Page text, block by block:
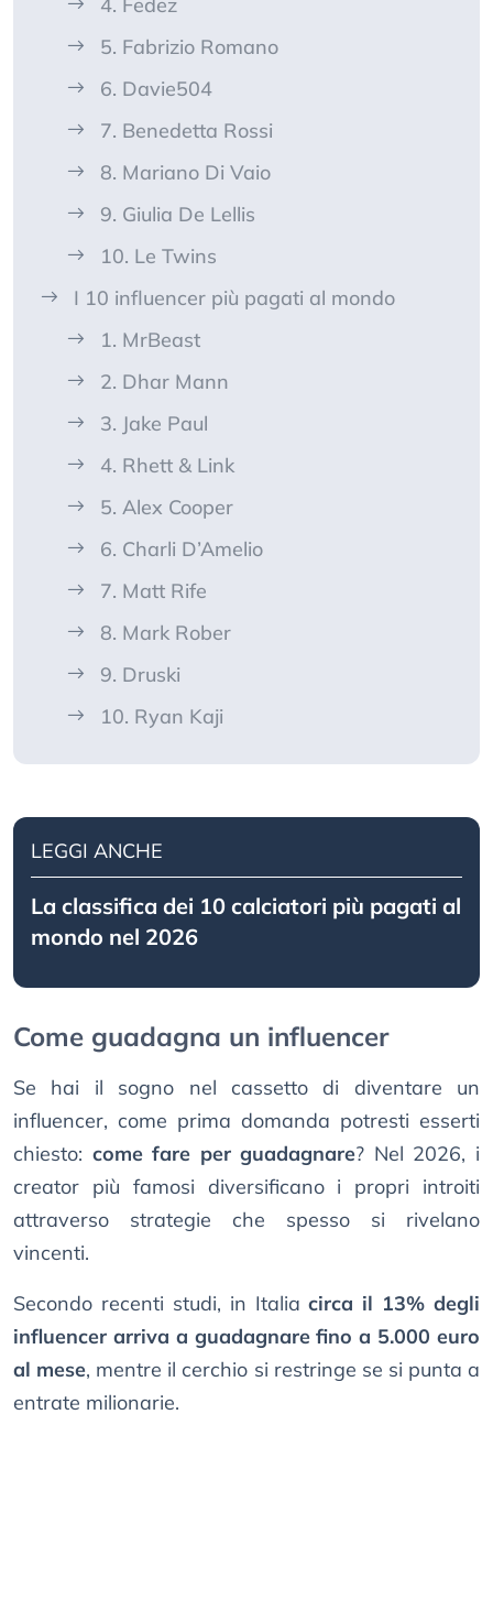
4. Fedez
5. Fabrizio Romano
6. Davie504
7. Benedetta Rossi
8. Mariano Di Vaio
9. Giulia De Lellis
10. Le Twins
I 10 influencer più pagati al mondo
1. MrBeast
2. Dhar Mann
3. Jake Paul
4. Rhett & Link
5. Alex Cooper
6. Charli D’Amelio
7. Matt Rife
8. Mark Rober
9. Druski
10. Ryan Kaji
LEGGI ANCHE
La classifica dei 10 calciatori più pagati al
mondo nel 2026
Come guadagna un influencer
Se hai il sogno nel cassetto di diventare un
influencer, come prima domanda potresti esserti
chiesto: come fare per guadagnare? Nel 2026, i
creator più famosi diversificano i propri introiti
attraverso strategie che spesso si rivelano
vincenti.
Secondo recenti studi, in Italiacirca il 13% degli
influencer arriva a guadagnare fino a 5.000 euro
al mese, mentre il cerchio si restringe se si punta a
entrate milionarie.